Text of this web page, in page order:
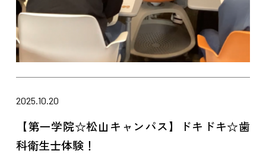
2025.10.20
【第一学院☆松山キャンパス】ドキドキ☆歯
科衛生士体験！